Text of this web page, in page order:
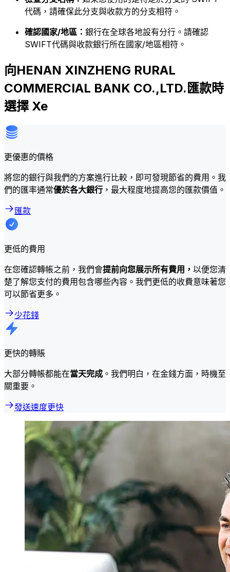
代碼，請確保此分支與收款方的分支相符。
確認國家/地區： 銀行在全球各地設有分行。請確認
SWIFT代碼與收款銀行所在國家/地區相符。
向HENAN XINZHENG RURAL
COMMERCIAL BANK CO.,LTD.匯款時
選擇 Xe
更優惠的價格
將您的銀行與我們的方案進行比較，即可發現節省的費用。我
們的匯率通常優於各大銀行 ，最大程度地提高您的匯款價值。
匯款
更低的費用
在您確認轉帳之前，我們會提前向您展示所有費用， 以便您清
楚了解您支付的費用包含哪些內容。我們更低的收費意味著您
可以節省更多。
少花錢
更快的轉賬
大部分轉帳都能在當天完成 。我們明白，在金錢方面，時機至
關重要。
發送速度更快